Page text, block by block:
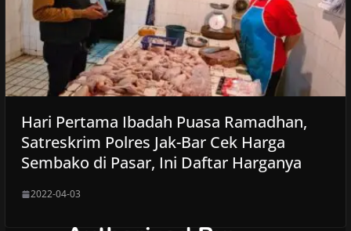
Hari Pertama Ibadah Puasa Ramadhan,
Satreskrim Polres Jak-Bar Cek Harga
Sembako di Pasar, Ini Daftar Harganya
2022-04-03